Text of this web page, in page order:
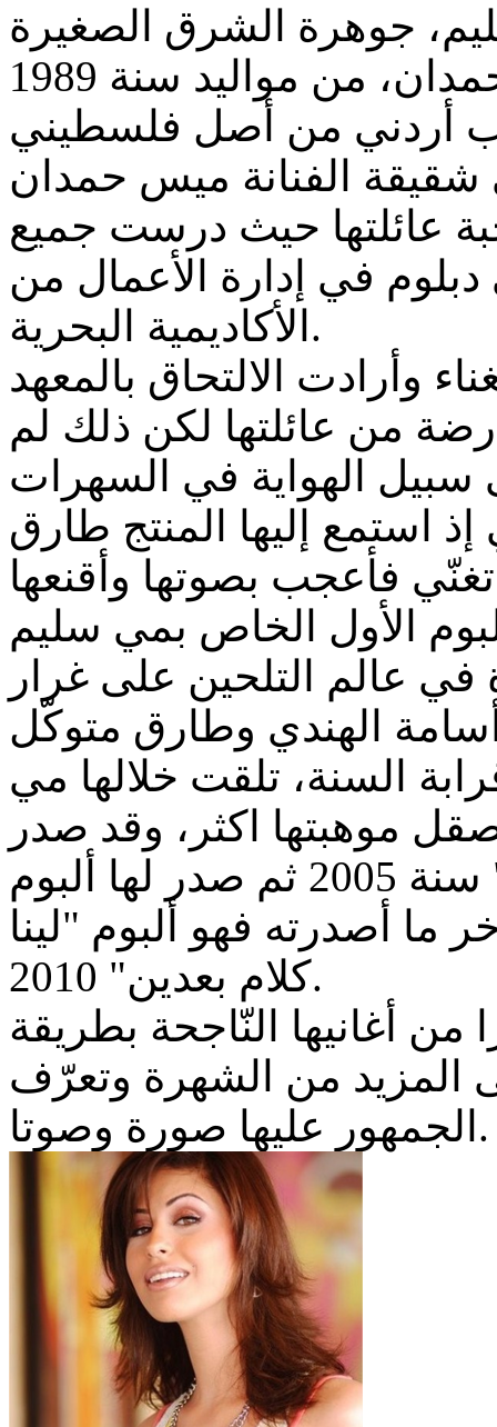
جوهرة الشرق الصغيرة
مي سليم واسمها الحقيقي مي حمدان، من مواليد سنة 1989
وأب أردني من أصل فلسطيني
عائلتها حيث درست جميع
في إدارة الأعمال من
الأكاديمية البحرية.
وأرادت الالتحاق بالمعهد
من عائلتها لكن ذلك لم
سبيل الهواية في السهرات
استمع إليها المنتج طارق
فأعجب بصوتها وأقنعها
الأول الخاص بمي سليم
عالم التلحين على غرار
السنة، تلقت خلالها مي
موهبتها اكثر، وقد صدر
الألبوم بعنوان "قلبي بيحلم" سنة 2005 ثم صدر لها ألبوم
سنة 2008 أمّا آخر ما أصدرته فهو ألبوم "لينا
كلام بعدين" 2010.
أغانيها النّاجحة بطريقة
المزيد من الشهرة وتعرّف
الجمهور عليها صورة وصوتا.